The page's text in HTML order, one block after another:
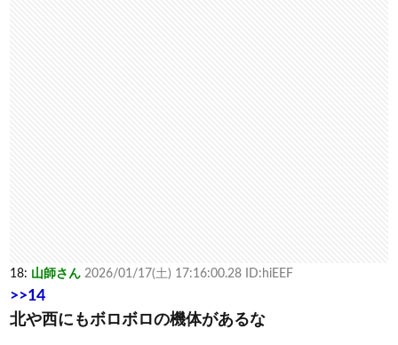
18: 山師さん 2026/01/17(土) 17:16:00.28 ID:hiEEF
>>14
北や西にもボロボロの機体があるな